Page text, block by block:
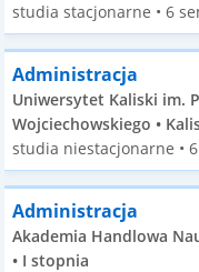
studia stacjonarne • 6
Administracja
Uniwersytet Kaliski im.
Wojciechowskiego •
studia niestacjonarne •
Administracja
Akademia Handlowa
• I stopnia